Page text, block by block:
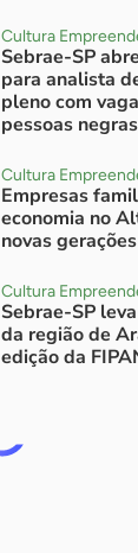
Cultura
Sebrae-SP
para analista
pleno com
pessoas negras
Cultura
Empresas
economia no
novas gerações
Cultura
Sebrae-SP
da região de
edição da